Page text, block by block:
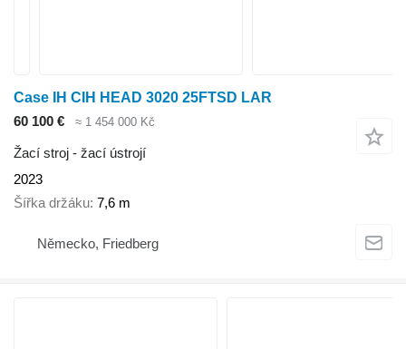
Case IH CIH HEAD 3020 25FTSD LAR
60 100 €
≈ 1 454 000 Kč
Žací stroj - žací ústrojí
2023
Šířka držáku 7,6 m
Německo, Friedberg